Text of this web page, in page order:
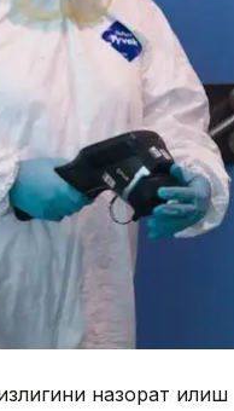
назорат қилиш